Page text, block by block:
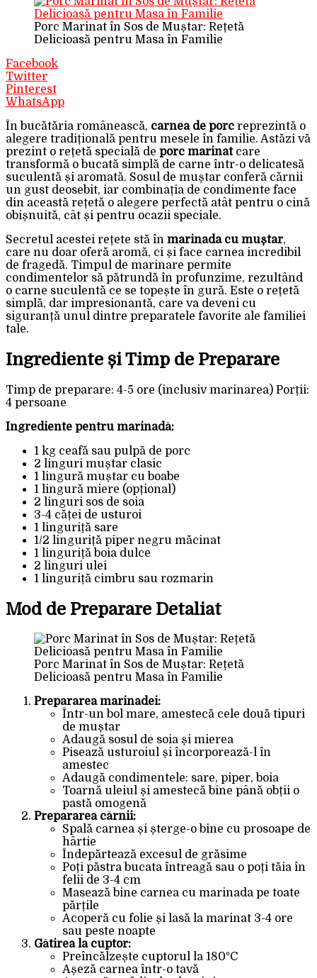
Porc Marinat în Sos de Muștar: Rețetă
Delicioasă pentru Masa în Familie
Facebook
Twitter
Pinterest
WhatsApp
În bucătăria românească, carnea de porc reprezintă o
alegere tradițională pentru mesele în familie. Astăzi vă
prezint o rețetă specială de porc marinatcare
transformă o bucată simplă de carne într-o delicatesă
suculentă și aromată. Sosul de muștar conferă cărnii
un gust deosebit, iar combinația de condimente face
din această rețetă o alegere perfectă atât pentru o cină
obișnuită, cât și pentru ocazii speciale.
Secretul acestei rețete stă în marinada cu muștar,
care nu doar oferă aromă, ci și face carnea incredibil
de fragedă. Timpul de marinare permite
condimentelor să pătrundă în profunzime, rezultând
o carne suculentă ce se topește în gură. Este o rețetă
simplă, dar impresionantă, care va deveni cu
siguranță unul dintre preparatele favorite ale familiei
tale.
Ingrediente și Timp de Preparare
Timp de preparare: 4-5 ore (inclusiv marinarea) Porții:
4 persoane
Ingrediente pentru marinadă:
1 kg ceafă sau pulpă de porc
2 linguri muștar clasic
1 lingură muștar cu boabe
1 lingură miere (opțional)
2 linguri sos de soia
3-4 căței de usturoi
1 linguriță sare
1/2 linguriță piper negru măcinat
1 linguriță boia dulce
2 linguri ulei
1 linguriță cimbru sau rozmarin
Mod de Preparare Detaliat
Porc Marinat în Sos de Muștar: Rețetă
Delicioasă pentru Masa în Familie
Prepararea marinadei:
Într-un bol mare, amestecă cele două tipuri
de muștar
Adaugă sosul de soia și mierea
Pisează usturoiul și încorporează-l în
amestec
Adaugă condimentele: sare, piper, boia
Toarnă uleiul și amestecă bine până obții o
pastă omogenă
Prepararea cărnii:
Spală carnea și șterge-o bine cu prosoape de
hârtie
Îndepărtează excesul de grăsime
Poți păstra bucata întreagă sau o poți tăia în
felii de 3-4 cm
Masează bine carnea cu marinada pe toate
părțile
Acoperă cu folie și lasă la marinat 3-4 ore
sau peste noapte
Gătirea la cuptor:
Preîncălzește cuptorul la 180°C
Așeză carnea într-o tavă